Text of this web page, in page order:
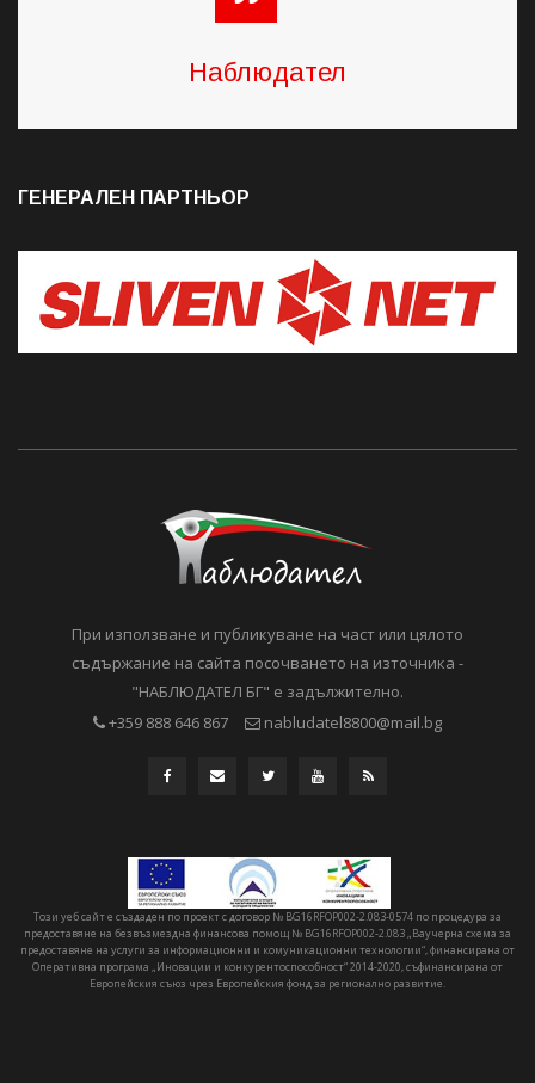
Наблюдател
ГЕНЕРАЛЕН ПАРТНЬОР
При използване и публикуване на част или цялото
съдържание на сайта посочването на източника -
"НАБЛЮДАТЕЛ БГ" е задължително.
+359 888 646 867
nabludatel8800@mail.bg
Този уеб сайт е създаден по проект с договор № BG16RFOP002-2.083-0574 по процедура за
предоставяне на безвъзмездна финансова помощ № BG16RFOP002-2.083 „Ваучерна схема за
предоставяне на услуги за информационни и комуникационни технологии“, финансирана от
Оперативна програма „Иновации и конкурентоспособност“ 2014-2020, съфинансирана от
Европейския съюз чрез Европейския фонд за регионално развитие.